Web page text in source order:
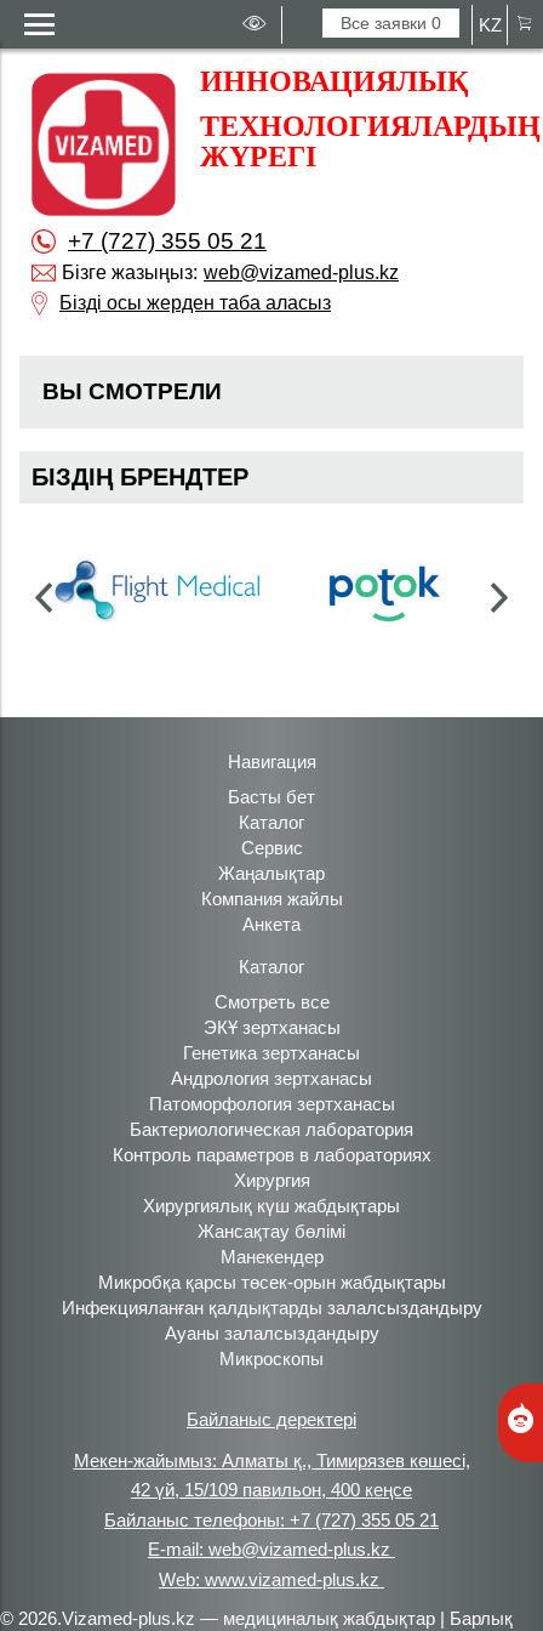
Все заявки0 KZ
ИННОВАЦИЯЛЫҚ
ТЕХНОЛОГИЯЛАРДЫҢ
ЖҮРЕГІ
+7 (727) 355 05 21
Бізге жазыңыз: web@vizamed-plus.kz
Бізді осы жерден таба аласыз
ВЫ СМОТРЕЛИ
БІЗДІҢ БРЕНДТЕР
Навигация
Басты бет
Каталог
Сервис
Жаңалықтар
Компания жайлы
Анкета
Каталог
Смотреть все
ЭКҰ зертханасы
Генетика зертханасы
Андрология зертханасы
Патоморфология зертханасы
Бактериологическая лаборатория
Контроль параметров в лабораториях
Хирургия
Хирургиялық күш жабдықтары
Жансақтау бөлімі
Манекендер
Микробқа қарсы төсек-орын жабдықтары
Инфекцияланған қалдықтарды залалсыздандыру
Ауаны залалсыздандыру
Микроскопы
Байланыс деректері
Мекен-жайымыз: Алматы қ., Тимирязев көшесі,
42 үй, 15/109 павильон, 400 кеңсе
Байланыс телефоны: +7 (727) 355 05 21
E-mail: web@vizamed-plus.kz
Web: www.vizamed-plus.kz
© 2026.Vizamed-plus.kz — медициналық жабдықтар | Барлық